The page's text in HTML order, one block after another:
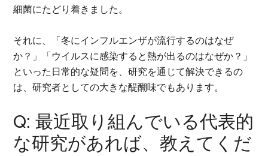
細菌にたどり着きました。
それに、「冬にインフルエンザが流行するのはなぜ
か？」「ウイルスに感染すると熱が出るのはなぜか？」
といった日常的な疑問を、研究を通じて解決できるの
は、研究者としての大きな醍醐味でもあります。
Q: 最近取り組んでいる代表的
な研究があれば、教えてくだ